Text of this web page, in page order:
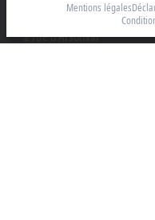
Beckhoff Automation Sarl
2 rue d’Arsonval
Mentions légales